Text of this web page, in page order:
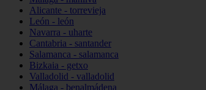
Alicante - torrevieja
León - león
Navarra - uharte
Cantabria - santander
Salamanca - salamanca
Bizkaia - getxo
Valladolid - valladolid
Málaga - benalmádena